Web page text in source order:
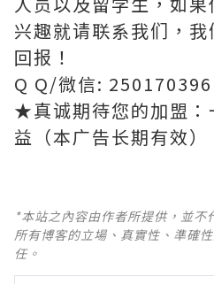
兴趣就请联系我们，
回报！
Q Q/微信:
★真诚期待您的加盟：
益（本广告长期有效）
*本站之內容由作者所提供，並
所有博客的立場、真實性、準確
任。